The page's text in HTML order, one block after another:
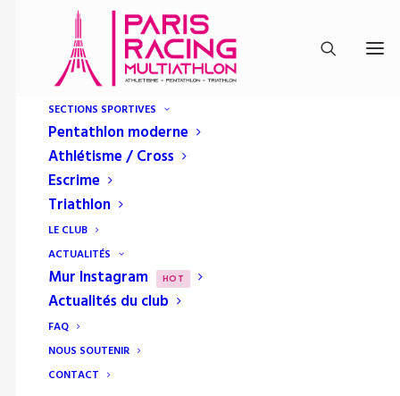
SECTIONS SPORTIVES
Pentathlon moderne
Athlétisme / Cross
Escrime
Triathlon
LE CLUB
ACTUALITÉS
Mur Instagram HOT
Actualités du club
FAQ
NOUS SOUTENIR
CONTACT
sélection